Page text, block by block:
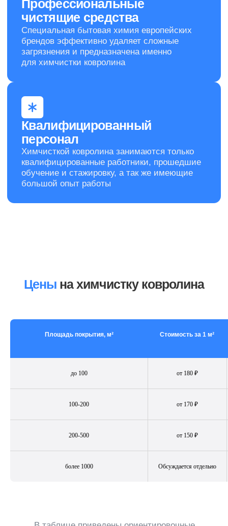
Цены на химчистку ковролина
Площадь покрытия, м² Стоимость за 1 м²
до 100 от 180 ₽
100-200 от 170 ₽
200-500 от 150 ₽
более 1000 Обсуждается отдельно
В таблице приведены ориентировочные
Отзывы
Клиентов за выбор нас – CleanUp Company!